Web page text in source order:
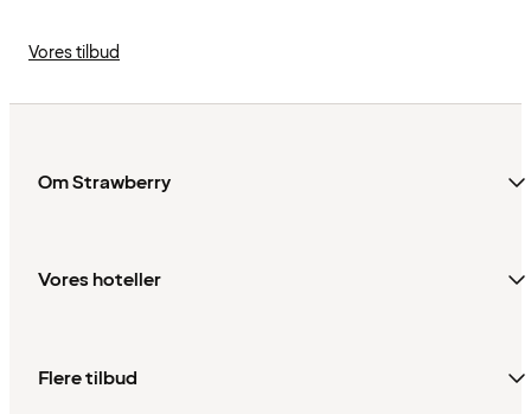
Vores tilbud
Om Strawberry
Vores hoteller
Flere tilbud